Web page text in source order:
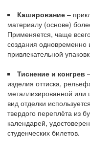
Каширование –
материалу (основе)
Применяется, чаще
создания
привлекательной
Тиснение и конгрев
изделия оттиска,
металлизированной
вид отделки
твердого переплёта из
календарей,
студенческих билетов.